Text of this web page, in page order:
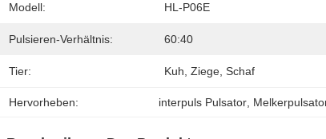
Modell: HL-P06E
Pulsieren-Verhältnis: 60:40
Tier: Kuh, Ziege, Schaf
Hervorheben: interpuls Pulsator